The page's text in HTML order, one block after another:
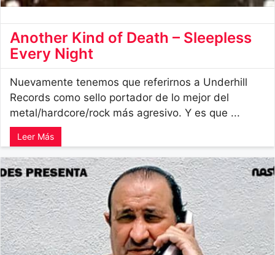
Another Kind of Death – Sleepless
Every Night
Nuevamente tenemos que referirnos a Underhill
Records como sello portador de lo mejor del
metal/hardcore/rock más agresivo. Y es que ...
Leer Más